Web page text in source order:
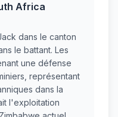
Africa
dans le canton
le battant. Les
une défense
représentant
dans la
l'exploitation